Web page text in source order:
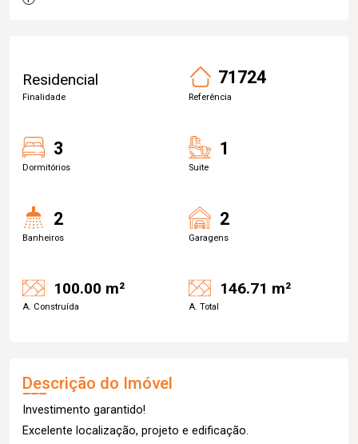
Residencial
Finalidade
71724
Referência
3
Dormitórios
1
Suite
2
Banheiros
2
Garagens
100.00 m²
A. Construída
146.71 m²
A. Total
Descrição do Imóvel
Investimento garantido!
Excelente localização, projeto e edificação.